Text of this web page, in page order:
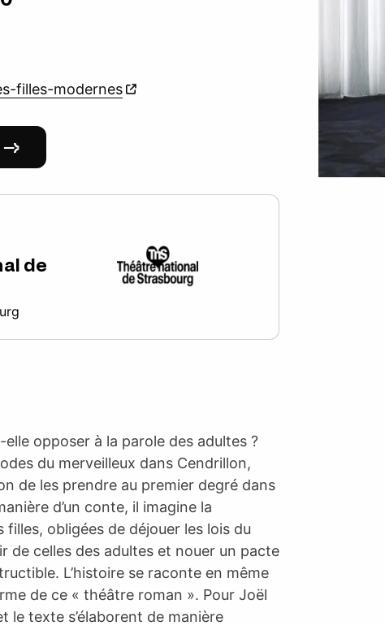
filles-modernes
de
elle opposer à la parole des adultes ?
du merveilleux dans Cendrillon,
de les prendre au premier degré dans
d’un conte, il imagine la
obligées de déjouer les lois du
de celles des adultes et nouer un pacte
L’histoire se raconte en même
de ce « théâtre roman ». Pour Joël
le texte s’élaborent de manière